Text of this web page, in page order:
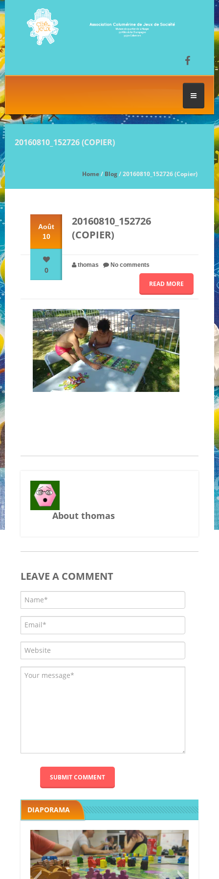
FESTIVAL DU JEU
NOS PARTENAIRES
QUI SOMMES-NOUS ?
NOUS CONTACTER !
20160810_152726 (COPIER)
Home/ Blog/ 20160810_152726 (Copier)
Août
10
0
20160810_152726
(COPIER)
thomas No comments
READ MORE
About thomas
LEAVE A COMMENT
DIAPORAMA